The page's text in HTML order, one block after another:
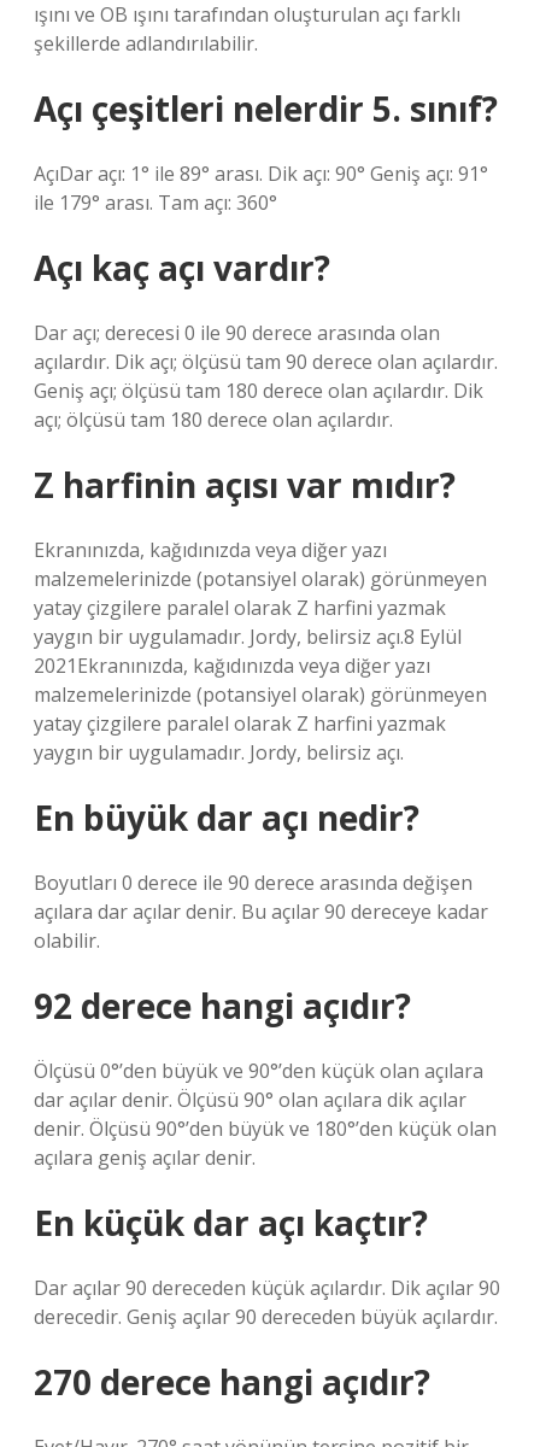
ışını ve OB ışını tarafından oluşturulan açı farklı
şekillerde adlandırılabilir.
Açı çeşitleri nelerdir 5. sınıf?
AçıDar açı: 1° ile 89° arası. Dik açı: 90° Geniş açı: 91°
ile 179° arası. Tam açı: 360°
Açı kaç açı vardır?
Dar açı; derecesi 0 ile 90 derece arasında olan
açılardır. Dik açı; ölçüsü tam 90 derece olan açılardır.
Geniş açı; ölçüsü tam 180 derece olan açılardır. Dik
açı; ölçüsü tam 180 derece olan açılardır.
Z harfinin açısı var mıdır?
Ekranınızda, kağıdınızda veya diğer yazı
malzemelerinizde (potansiyel olarak) görünmeyen
yatay çizgilere paralel olarak Z harfini yazmak
yaygın bir uygulamadır. Jordy, belirsiz açı.8 Eylül
2021Ekranınızda, kağıdınızda veya diğer yazı
malzemelerinizde (potansiyel olarak) görünmeyen
yatay çizgilere paralel olarak Z harfini yazmak
yaygın bir uygulamadır. Jordy, belirsiz açı.
En büyük dar açı nedir?
Boyutları 0 derece ile 90 derece arasında değişen
açılara dar açılar denir. Bu açılar 90 dereceye kadar
olabilir.
92 derece hangi açıdır?
Ölçüsü 0°’den büyük ve 90°’den küçük olan açılara
dar açılar denir. Ölçüsü 90° olan açılara dik açılar
denir. Ölçüsü 90°’den büyük ve 180°’den küçük olan
açılara geniş açılar denir.
En küçük dar açı kaçtır?
Dar açılar 90 dereceden küçük açılardır. Dik açılar 90
derecedir. Geniş açılar 90 dereceden büyük açılardır.
270 derece hangi açıdır?